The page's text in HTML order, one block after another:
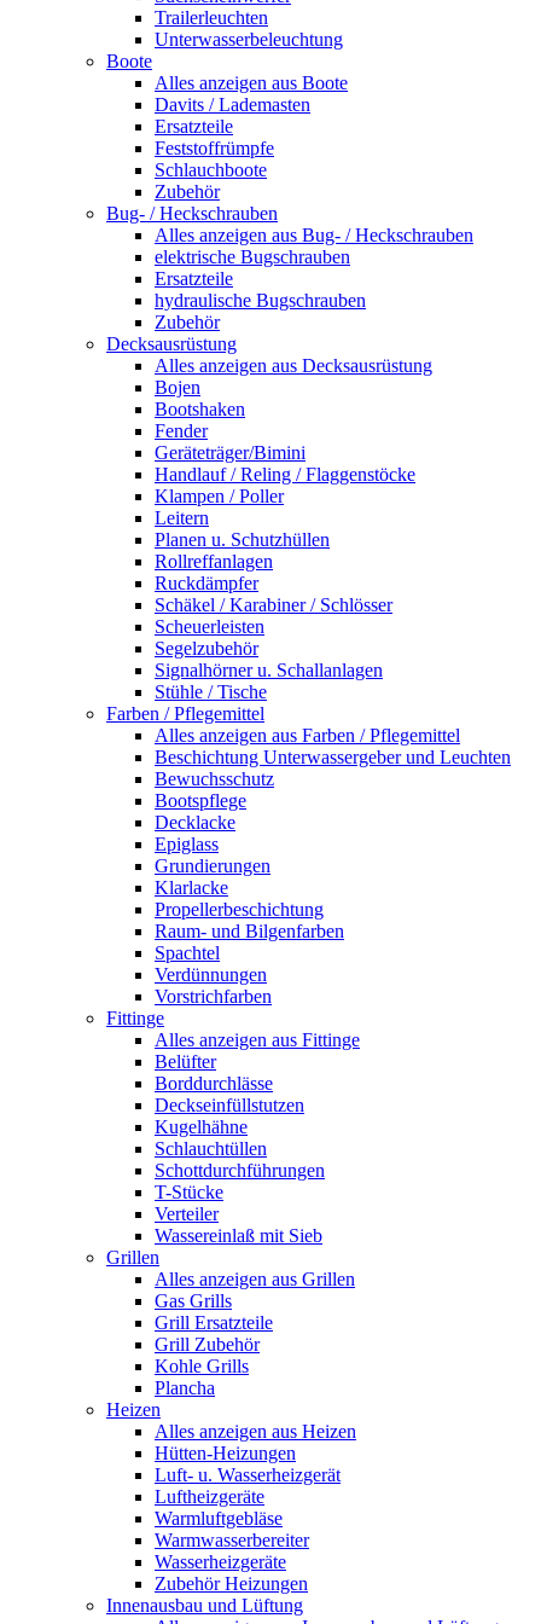
Trailerleuchten
Unterwasserbeleuchtung
Boote
Alles anzeigen aus Boote
Davits / Lademasten
Ersatzteile
Feststoffrümpfe
Schlauchboote
Zubehör
Bug- / Heckschrauben
Alles anzeigen aus Bug- / Heckschrauben
elektrische Bugschrauben
Ersatzteile
hydraulische Bugschrauben
Zubehör
Decksausrüstung
Alles anzeigen aus Decksausrüstung
Bojen
Bootshaken
Fender
Geräteträger/Bimini
Handlauf / Reling / Flaggenstöcke
Klampen / Poller
Leitern
Planen u. Schutzhüllen
Rollreffanlagen
Ruckdämpfer
Schäkel / Karabiner / Schlösser
Scheuerleisten
Segelzubehör
Signalhörner u. Schallanlagen
Stühle / Tische
Farben / Pflegemittel
Alles anzeigen aus Farben / Pflegemittel
Beschichtung Unterwassergeber und Leuchten
Bewuchsschutz
Bootspflege
Decklacke
Epiglass
Grundierungen
Klarlacke
Propellerbeschichtung
Raum- und Bilgenfarben
Spachtel
Verdünnungen
Vorstrichfarben
Fittinge
Alles anzeigen aus Fittinge
Belüfter
Borddurchlässe
Deckseinfüllstutzen
Kugelhähne
Schlauchtüllen
Schottdurchführungen
T-Stücke
Verteiler
Wassereinlaß mit Sieb
Grillen
Alles anzeigen aus Grillen
Gas Grills
Grill Ersatzteile
Grill Zubehör
Kohle Grills
Plancha
Heizen
Alles anzeigen aus Heizen
Hütten-Heizungen
Luft- u. Wasserheizgerät
Luftheizgeräte
Warmluftgebläse
Warmwasserbereiter
Wasserheizgeräte
Zubehör Heizungen
Innenausbau und Lüftung